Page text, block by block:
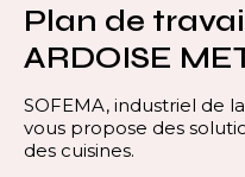
Plan de
ARDOISE
SOFEMA, industriel de
vous propose des
des cuisines.